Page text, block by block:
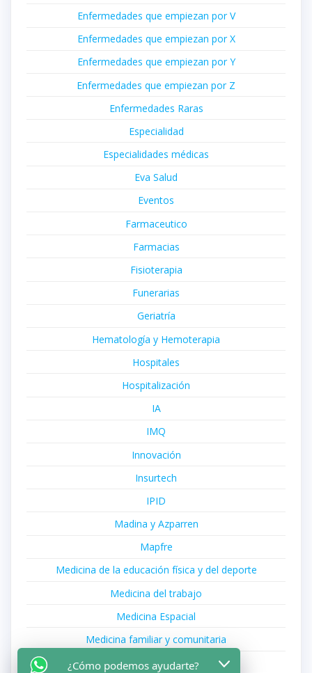
Enfermedades que empiezan por V
Enfermedades que empiezan por X
Enfermedades que empiezan por Y
Enfermedades que empiezan por Z
Enfermedades Raras
Especialidad
Especialidades médicas
Eva Salud
Eventos
Farmaceutico
Farmacias
Fisioterapia
Funerarias
Geriatría
Hematología y Hemoterapia
Hospitales
Hospitalización
IA
IMQ
Innovación
Insurtech
IPID
Madina y Azparren
Mapfre
Medicina de la educación física y del deporte
Medicina del trabajo
Medicina Espacial
Medicina familiar y comunitaria
Medicina Intensiva
¿Cómo podemos ayudarte?